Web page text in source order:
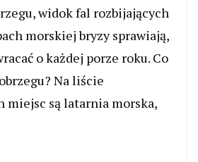
widok fal rozbijających
morskiej bryzy sprawiają,
o każdej porze roku. Co
Na liście
miejsc są latarnia morska,